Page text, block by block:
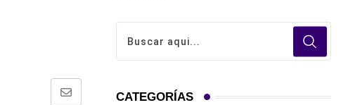
Comparte
CATEGORÍAS